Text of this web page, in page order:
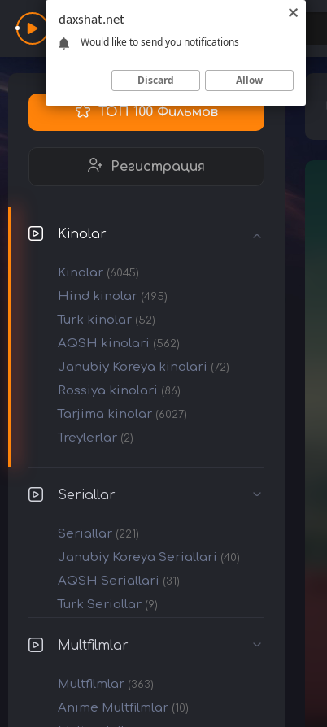
Daxshat
ТОП 100 Фильмов
Регистрация
Kinolar
Kinolar (6045)
Hind kinolar (495)
Turk kinolar (52)
AQSH kinolari (562)
Janubiy Koreya kinolari (72)
Rossiya kinolari (86)
Tarjima kinolar (6027)
Treylerlar (2)
Seriallar
Seriallar (221)
Janubiy Koreya Seriallari (40)
AQSH Seriallari (31)
Turk Seriallar (9)
Multfilmlar
Multfilmlar (363)
Anime Multfilmlar (10)
daxshat.net
Would like to send you notifications
Discard Allow